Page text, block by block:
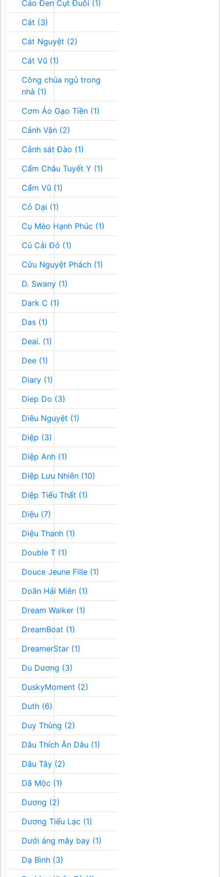
Cáo Đen Cụt Đuôi (1)
Cát (3)
Cát Nguyệt (2)
Cát Vũ (1)
Công chúa ngủ trong
nhà (1)
Cơm Áo Gạo Tiền (1)
Cảnh Vận (2)
Cảnh sát Đào (1)
Cẩm Châu Tuyết Y (1)
Cẩm Vũ (1)
Cỏ Dại (1)
Cụ Mèo Hạnh Phúc (1)
Củ Cải Đỏ (1)
Cửu Nguyệt Phách (1)
D. Swany (1)
Dark C (1)
Das (1)
Deai. (1)
Dee (1)
Diary (1)
Diep Do (3)
Diêu Nguyệt (1)
Diệp (3)
Diệp Anh (1)
Diệp Lưu Nhiên (10)
Diệp Tiểu Thất (1)
Diệu (7)
Diệu Thanh (1)
Double T (1)
Douce Jeune Fille (1)
Doãn Hải Miên (1)
Dream Walker (1)
DreamBoat (1)
DreamerStar (1)
Du Dương (3)
DuskyMoment (2)
Duth (6)
Duy Thùng (2)
Dâu Thích Ăn Dâu (1)
Dâu Tây (2)
Dã Mộc (1)
Dương (2)
Dương Tiểu Lạc (1)
Dưới áng mây bay (1)
Dạ Bình (3)